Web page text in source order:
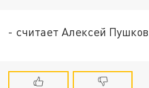
- считает Алексей